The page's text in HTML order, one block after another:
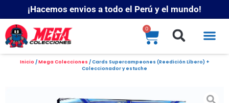
¡Hacemos envios a todo el Perú y el mundo!
0
Inicio /Mega Colecciones / Cards Supercampeones (Reedición Líbero) +
Coleccionador y estuche